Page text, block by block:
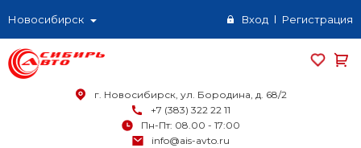
Новосибирск Вход Регистрация
г. Новосибирск, ул. Бородина, д. 68/2
+7 (383) 322 22 11
Пн-Пт: 08.00 - 17:00
info@ais-avto.ru